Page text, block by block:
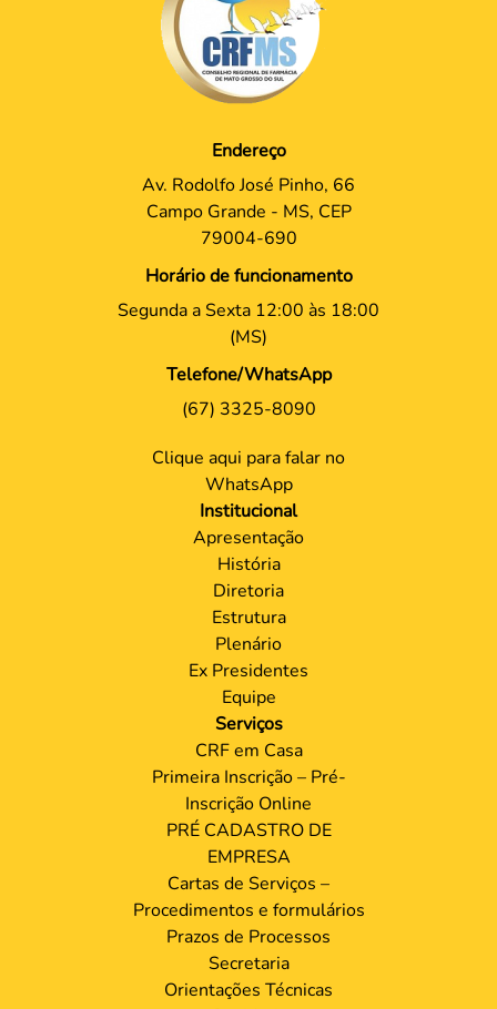
Endereço
Av. Rodolfo José Pinho, 66
Campo Grande - MS, CEP
79004-690
Horário de funcionamento
Segunda a Sexta 12:00 às 18:00
(MS)
Telefone/WhatsApp
(67) 3325-8090
Clique aqui para falar no
WhatsApp
Institucional
Apresentação
História
Diretoria
Estrutura
Plenário
Ex Presidentes
Equipe
Serviços
CRF em Casa
Primeira Inscrição – Pré-
Inscrição Online
PRÉ CADASTRO DE
EMPRESA
Cartas de Serviços –
Procedimentos e formulários
Prazos de Processos
Secretaria
Orientações Técnicas